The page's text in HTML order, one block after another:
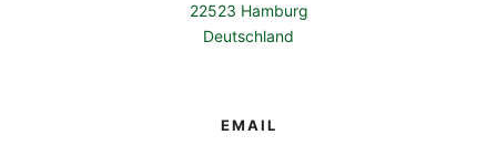
22523 Hamburg
Deutschland
EMAIL